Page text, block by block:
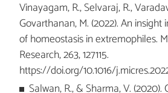
Vinayagam, R., Selvaraj, R.,
Govarthanan, M. (2022). An
of homeostasis in extremophiles.
Research, 263, 127115.
https://doi.org/10.1016/
Salwan, R., & Sharma, V.